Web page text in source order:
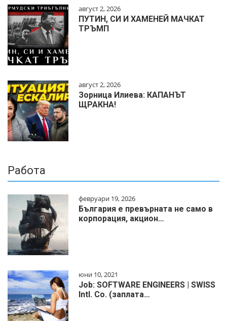
август 2, 2026
ПУТИН, СИ И ХАМЕНЕЙ МАЧКАТ
ТРЪМП
август 2, 2026
Зорница Илиева: КАПАНЪТ
ЩРАКНА!
Работа
февруари 19, 2026
България е превърната не само в
корпорация, акцион…
юни 10, 2021
Job: SOFTWARE ENGINEERS | SWISS
Intl. Co. (заплата…